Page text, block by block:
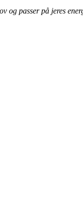
og passer på jeres